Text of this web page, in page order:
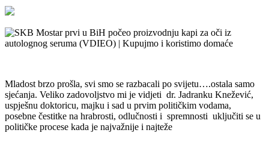
Mladost brzo prošla, svi smo se razbacali po svijetu….ostala samo
sjećanja. Veliko zadovoljstvo mi je vidjeti dr. Jadranku Knežević,
uspješnu doktoricu, majku i sad u prvim političkim vodama,
posebne čestitke na hrabrosti, odlučnosti i spremnosti uključiti se u
političke procese kada je najvažnije i najteže